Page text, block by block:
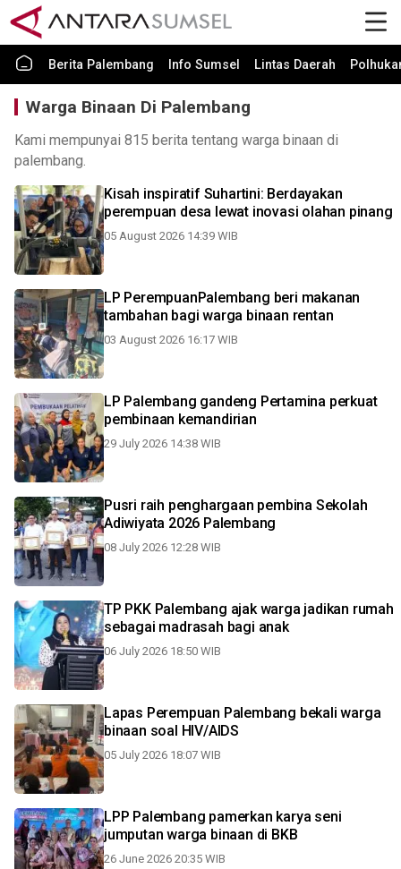
Berita Palembang Info Sumsel Lintas Daerah
Warga Binaan Di Palembang
Kami mempunyai 815 berita tentang warga binaan di
palembang.
Kisah inspiratif Suhartini: Berdayakan
perempuan desa lewat inovasi olahan pinang
05 August 2026 14:39 WIB
LP PerempuanPalembang beri makanan
tambahan bagi warga binaan rentan
03 August 2026 16:17 WIB
LP Palembang gandeng Pertamina perkuat
pembinaan kemandirian
29 July 2026 14:38 WIB
Pusri raih penghargaan pembina Sekolah
Adiwiyata 2026 Palembang
08 July 2026 12:28 WIB
TP PKK Palembang ajak warga jadikan rumah
sebagai madrasah bagi anak
06 July 2026 18:50 WIB
Lapas Perempuan Palembang bekali warga
binaan soal HIV/AIDS
05 July 2026 18:07 WIB
LPP Palembang pamerkan karya seni
jumputan warga binaan di BKB
26 June 2026 20:35 WIB